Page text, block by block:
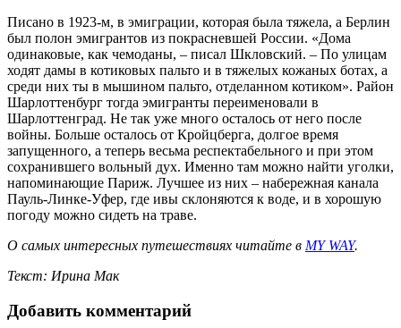
Писано в 1923-м, в эмиграции, которая была тяжела, а Берлин
был полон эмигрантов из покрасневшей России. «Дома
одинаковые, как чемоданы, – писал Шкловский. – По улицам
ходят дамы в котиковых пальто и в тяжелых кожаных ботах, а
среди них ты в мышином пальто, отделанном котиком». Район
Шарлоттенбург тогда эмигранты переименовали в
Шарлоттенград. Не так уже много осталось от него после
войны. Больше осталось от Кройцберга, долгое время
запущенного, а теперь весьма респектабельного и при этом
сохранившего вольный дух. Именно там можно найти уголки,
напоминающие Париж. Лучшее из них – набережная канала
Пауль-Линке-Уфер, где ивы склоняются к воде, и в хорошую
погоду можно сидеть на траве.
О самых интересных путешествиях читайте в MY WAY.
Текст: Ирина Мак
Добавить комментарий